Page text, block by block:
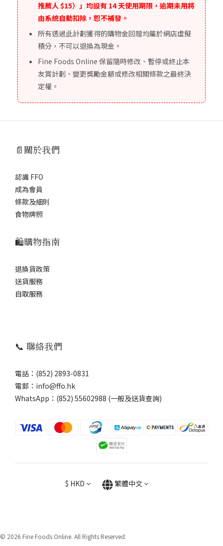
推薦人 $15）」均設有 14 天使用期限，逾期未用將
由系統自動扣除，恕不補發。
所有透過此計劃獲得的購物金回贈均屬於網店虛擬
積分，不可以退換為現金。
Fine Foods Online 保留隨時修改、暫停或終止本
友賞計劃、變更獎勵金額或修改相關條款之最終決
定權。
📄關於我們
認識 FFO
成為會員
條款及細則
食物牌照
🛍️購物指南
退換貨政策
送貨服務
自取服務
📞 聯絡我們
電話：(852) 2893-0831
電郵：info@ffo.hk
WhatsApp： (852) 55602988 (一般及送貨查詢)
$ HKD 繁體中文
© 2026 Fine Foods Online. All Rights Reserved.